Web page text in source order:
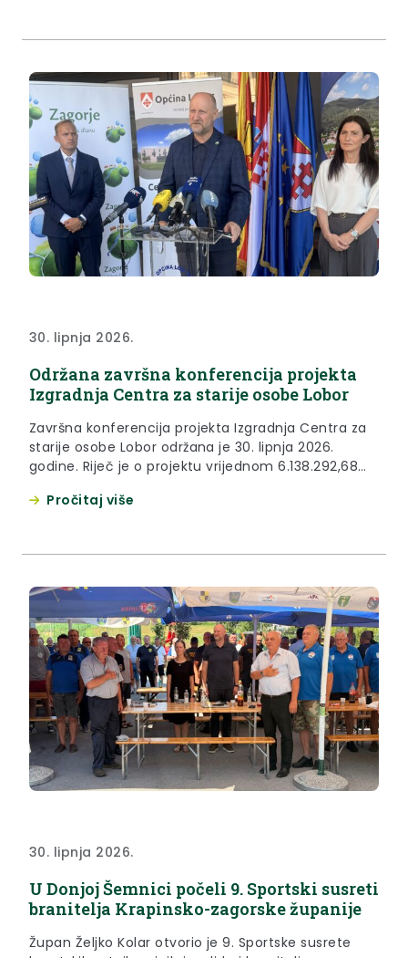
30. lipnja 2026.
Održana završna konferencija projekta
Izgradnja Centra za starije osobe Lobor
Završna konferencija projekta Izgradnja Centra za
starije osobe Lobor održana je 30. lipnja 2026.
godine. Riječ je o projektu vrijednom 6.138.292,68
projektu Krapinsko-zagorska županija. Centar
Pročitaj više
30. lipnja 2026.
U Donjoj Šemnici počeli 9. Sportski susreti
branitelja Krapinsko-zagorske županije
Župan Željko Kolar otvorio je 9. Sportske susrete